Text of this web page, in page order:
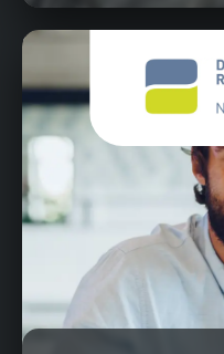
Wittelsbacherring 11,